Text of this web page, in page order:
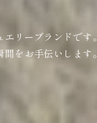
リーブランドです。
をお手伝いします。